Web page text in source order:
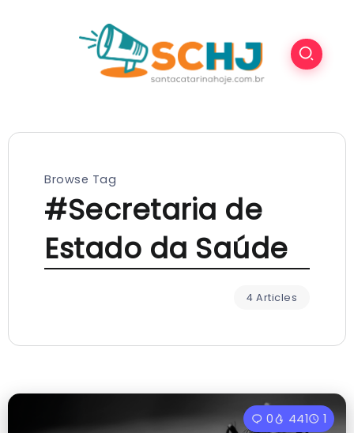
Browse Tag
#Secretaria de
Estado da Saúde
4 Articles
0 441 1